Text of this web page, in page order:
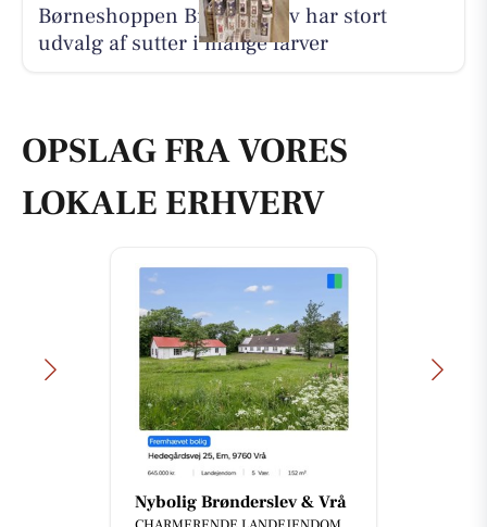
Børneshoppen Brønderslev har stort
udvalg af sutter i mange farver
OPSLAG FRA VORES
LOKALE ERHVERV
Nybolig Brønderslev & Vrå